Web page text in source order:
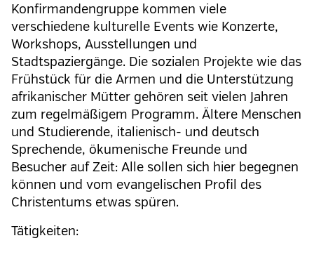
Konfirmandengruppe kommen viele
verschiedene kulturelle Events wie Konzerte,
Workshops, Ausstellungen und
Stadtspaziergänge. Die sozialen Projekte wie das
Frühstück für die Armen und die Unterstützung
afrikanischer Mütter gehören seit vielen Jahren
zum regelmäßigem Programm. Ältere Menschen
und Studierende, italienisch- und deutsch
Sprechende, ökumenische Freunde und
Besucher auf Zeit: Alle sollen sich hier begegnen
können und vom evangelischen Profil des
Christentums etwas spüren.
Tätigkeiten: